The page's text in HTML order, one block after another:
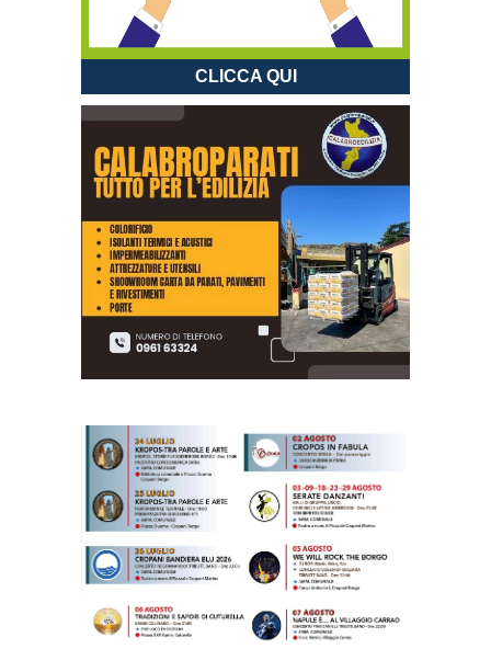
CLICCA QUI